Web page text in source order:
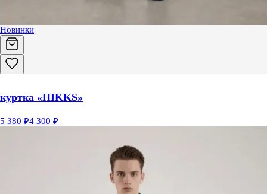
Новинки
куртка «HIKKS»
5 380 ₽4 300 ₽